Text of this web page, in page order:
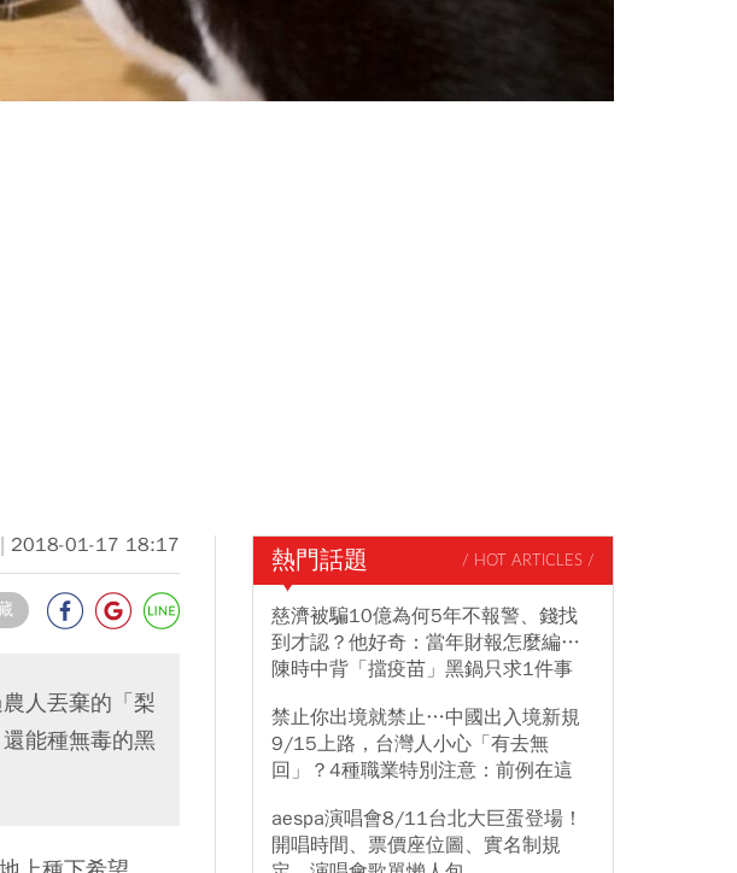
2018-01-17 18:17
人丟棄的「梨
能種無毒的黑
熱門話題 / HOT ARTICLES /
慈濟被騙10億為何5年不報警、錢找
到才認？他好奇：當年財報怎麼編…
陳時中背「擋疫苗」黑鍋只求1件事
禁止你出境就禁止…中國出入境新規
9/15上路，台灣人小心「有去無
回」？4種職業特別注意：前例在這
aespa演唱會8/11台北大巨蛋登場！
開唱時間、票價座位圖、實名制規